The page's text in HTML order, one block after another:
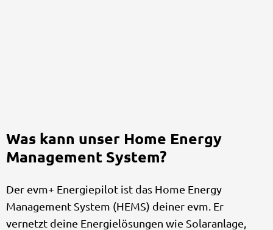
Was kann unser Home Energy
Management System?
Der evm+ Energiepilot ist das Home Energy
Management System (HEMS) deiner evm. Er
vernetzt deine Energielösungen wie Solaranlage,